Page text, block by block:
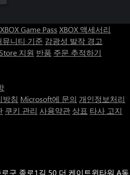
XBOX Game Pass XBOX 액세서리
뮤니티 기준 감광성 발작 경고
지원 반품 주문 추적하기
방침 Microsoft에 문의 개인정보처리
쿠키 관리 사용약관 상표 타사 고지
구 종로1길 50 더 케이트윈타워 A동